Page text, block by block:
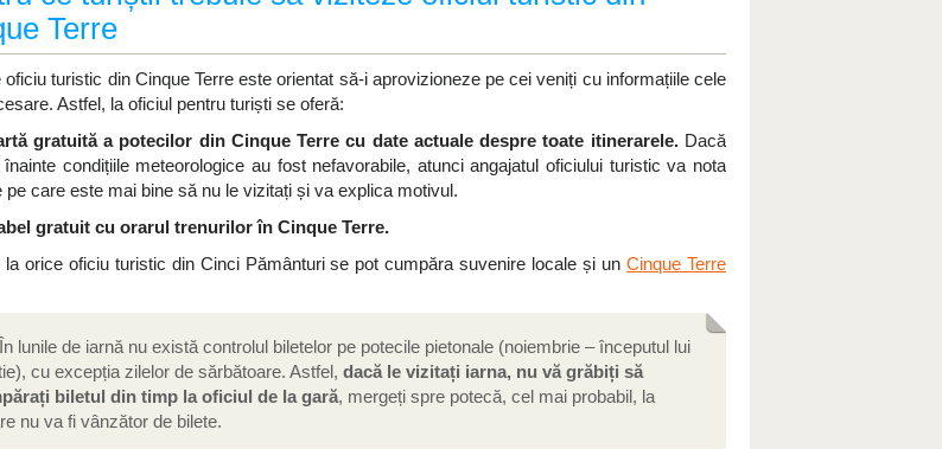
Terre
oficiu turistic din Cinque Terre este orientat să-i aprovizioneze pe cei veniți cu informațiile cele
Astfel, la oficiul pentru turiști se oferă:
gratuită a potecilor din Cinque Terre cu date actuale despre toate itinerarele.Dacă
condițiile meteorologice au fost nefavorabile, atunci angajatul oficiului turistic va nota
pe care este mai bine să nu le vizitați și va explica motivul.
gratuit cu orarul trenurilor în Cinque Terre.
la orice oficiu turistic din Cinci Pământuri se pot cumpăra suvenire locale și unCinque Terre
În lunile de iarnă nu există controlul biletelor pe potecile pietonale (noiembrie – începutul lui
cu excepția zilelor de sărbătoare. Astfel, dacă le vizitați iarna, nu vă grăbiți să
biletul din timp la oficiul de la gară, mergeți spre potecă, cel mai probabil, la
nu va fi vânzător de bilete.